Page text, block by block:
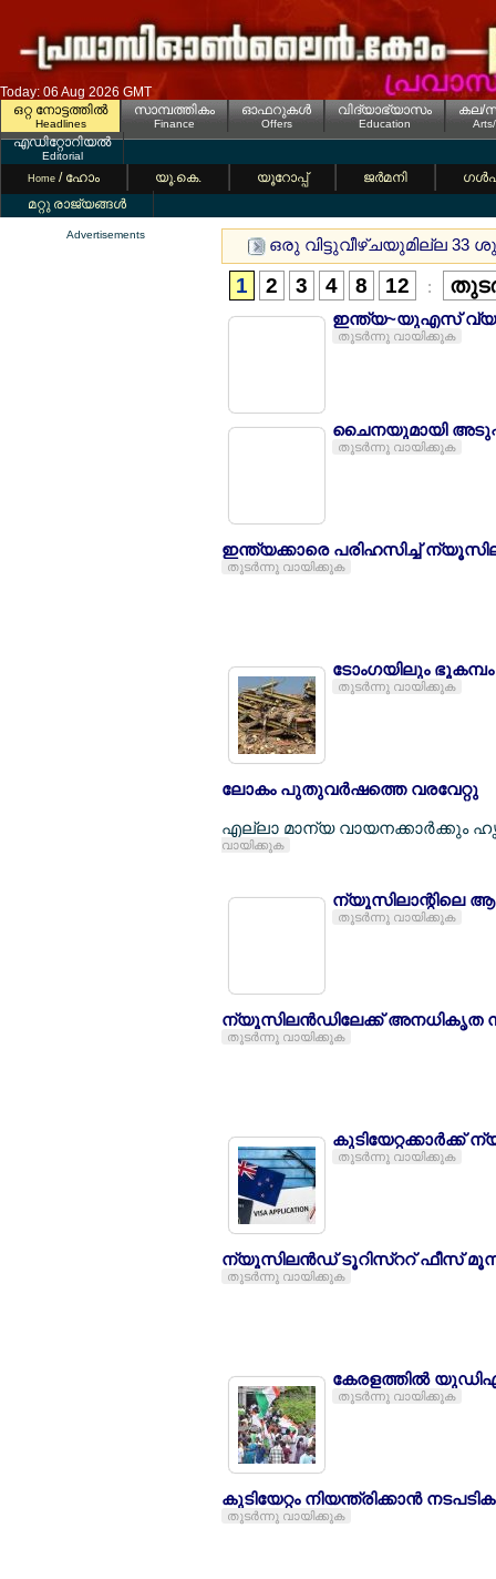
Today: 06 Aug 2026 GMT
ഒറ്റ നോട്ടത്തില്‍
Headlines
സാമ്പത്തികം
Finance
ഓഫറുകള്‍
Offers
വിദ്യാഭ്യാസം
Education
കല/
എഡിറ്റോറിയല്‍
Editorial
Home / ഹോം യൂ.കെ. യൂറോപ്പ് ജര്‍മനി
മറ്റു രാജ്യങ്ങള്‍
Advertisements
ഒരു വിട്ടുവീഴ്ചയുമില്ല
1 2 3 4 8 12 :
ഇന്ത്യ~യുഎസ്
തുടര്‍ന്നു വായിക്കുക
ചൈനയുമായി
തുടര്‍ന്നു വായിക്കുക
ഇന്ത്യക്കാരെ പരിഹസിച്ച്
തുടര്‍ന്നു വായിക്കുക
ടോംഗയിലും ഭൂകമ്പം
തുടര്‍ന്നു വായിക്കുക
ലോകം പുതുവര്‍ഷത്തെ വരവേറ്റു
എല്ലാ മാന്യ
വായിക്കുക
ന്യൂസിലാന്റിലെ
തുടര്‍ന്നു വായിക്കുക
ന്യൂസിലന്‍ഡിലേക്ക് അനധികൃത
തുടര്‍ന്നു വായിക്കുക
തുടര്‍ന്നു വായിക്കുക
ന്യൂസിലന്‍ഡ് ടൂറിസ്ററ് ഫീസ്
തുടര്‍ന്നു വായിക്കുക
കേരളത്തില്‍
തുടര്‍ന്നു വായിക്കുക
കുടിയേറ്റം നിയന്ത്രിക്കാന്‍
തുടര്‍ന്നു വായിക്കുക